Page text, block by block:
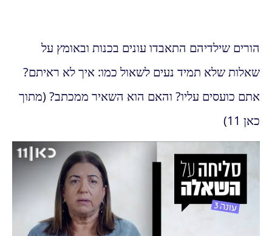
הורים שילדיהם התאבדו עונים בכנות ובאומץ על
שאלות שלא תמיד נעים לשאול כמו: איך לא ראיתם?
אתם כועסים עליו? והאם הוא השאיר ממכתב? (מתוך
כאן 11)